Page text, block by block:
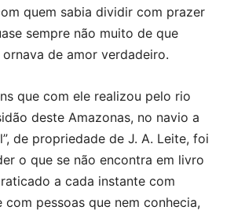
quem sabia dividir com prazer
sempre não muito de que
de amor verdadeiro.
que com ele realizou pelo rio
deste Amazonas, no navio a
de propriedade de J. A. Leite, foi
o que se não encontra em livro
a cada instante com
com pessoas que nem conhecia,